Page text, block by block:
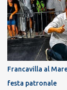
Francavilla al
festa patronale